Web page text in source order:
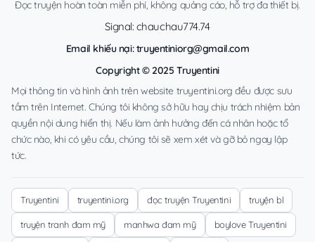
Đọc truyện hoàn toàn miễn phí, không quảng cáo, hỗ trợ đa thiết bị.
Signal: chauchau774.74
Email khiếu nại:truyentiniorg@gmail.com
Copyright © 2025 Truyentini
Mọi thông tin và hình ảnh trên website truyentini.org đều được sưu
tầm trên Internet. Chúng tôi không sở hữu hay chịu trách nhiệm bản
quyền nội dung hiển thị. Nếu làm ảnh hưởng đến cá nhân hoặc tổ
chức nào, khi có yêu cầu, chúng tôi sẽ xem xét và gỡ bỏ ngay lập
tức.
Truyentini truyentini.org đọc truyện Truyentini truyện bl
truyện tranh đam mỹ manhwa đam mỹ boylove Truyentini